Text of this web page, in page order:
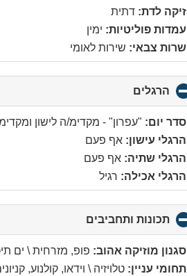
זיקה לדת: דתית
עמדות פוליטיות: ימין
שרות צבאי: שירות לאומי
הרגלים
to
collapse
סדר יום: "עפרון" - מקדימ/ה לישון
הרגלי עישון: אף פעם
הרגלי שתיה: אף פעם
הרגלי אכילה: רגיל
תכונות ותחביבים
to
collapse
contents
סגנון מוזיקה אהוב: פופ, מזרחית \ ים
תחומי עניין: טלויזיה \ וידאו, קולנוע,